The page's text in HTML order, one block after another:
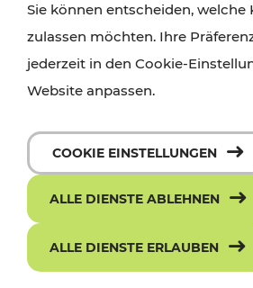
Sie können entscheiden, welche
zulassen möchten. Ihre
jederzeit in den Cookie-
Website anpassen.
COOKIE EINSTELLUNGEN
ALLE DIENSTE ABLEHNEN
ALLE DIENSTE ERLAUBEN